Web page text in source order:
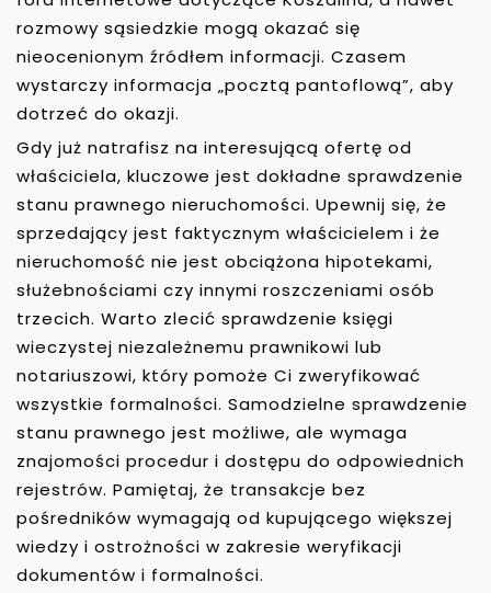
rozmowy sąsiedzkie mogą okazać się
nieocenionym źródłem informacji. Czasem
wystarczy informacja „pocztą pantoflową”, aby
dotrzeć do okazji.
Gdy już natrafisz na interesującą ofertę od
właściciela, kluczowe jest dokładne sprawdzenie
stanu prawnego nieruchomości. Upewnij się, że
sprzedający jest faktycznym właścicielem i że
nieruchomość nie jest obciążona hipotekami,
służebnościami czy innymi roszczeniami osób
trzecich. Warto zlecić sprawdzenie księgi
wieczystej niezależnemu prawnikowi lub
notariuszowi, który pomoże Ci zweryfikować
wszystkie formalności. Samodzielne sprawdzenie
stanu prawnego jest możliwe, ale wymaga
znajomości procedur i dostępu do odpowiednich
rejestrów. Pamiętaj, że transakcje bez
pośredników wymagają od kupującego większej
wiedzy i ostrożności w zakresie weryfikacji
dokumentów i formalności.